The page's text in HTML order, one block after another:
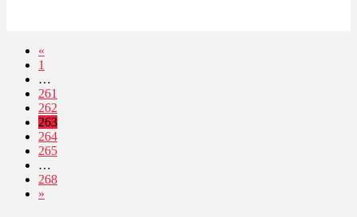
«
1
…
261
262
263
264
265
…
268
»